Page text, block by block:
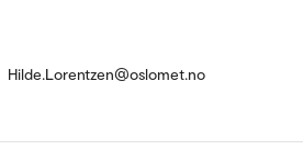
Hilde.Lorentzen@oslomet.no